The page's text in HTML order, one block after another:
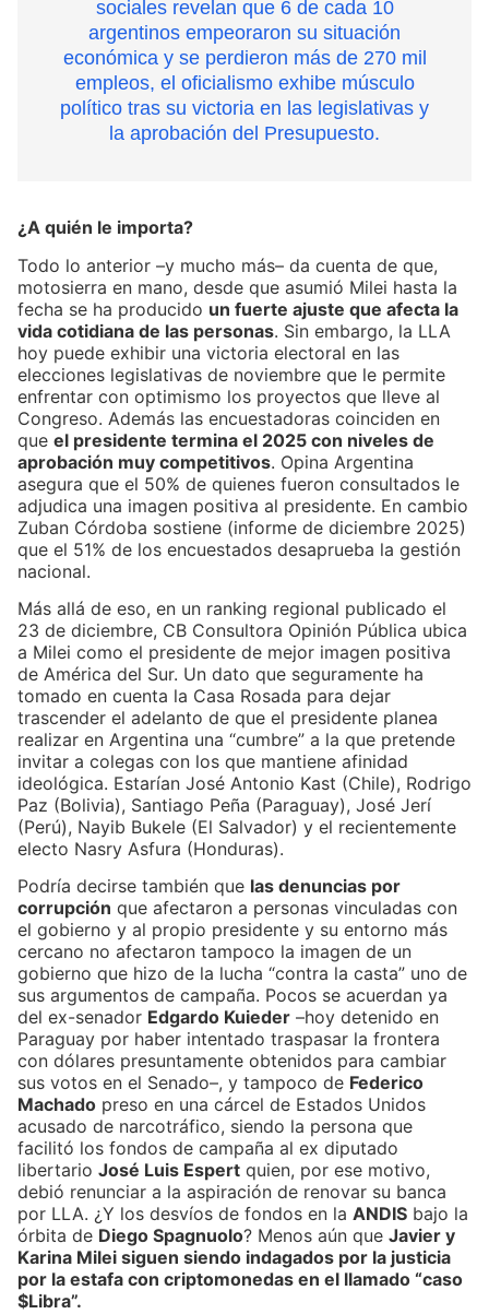
sociales revelan que 6 de cada 10
argentinos empeoraron su situación
económica y se perdieron más de 270 mil
empleos, el oficialismo exhibe músculo
político tras su victoria en las legislativas y
la aprobación del Presupuesto.
¿A quién le importa?
Todo lo anterior –y mucho más– da cuenta de que,
motosierra en mano, desde que asumió Milei hasta la
fecha se ha producido un fuerte ajuste que afecta la
vida cotidiana de las personas. Sin embargo, la LLA
hoy puede exhibir una victoria electoral en las
elecciones legislativas de noviembre que le permite
enfrentar con optimismo los proyectos que lleve al
Congreso. Además las encuestadoras coinciden en
que el presidente termina el 2025 con niveles de
aprobación muy competitivos. Opina Argentina
asegura que el 50% de quienes fueron consultados le
adjudica una imagen positiva al presidente. En cambio
Zuban Córdoba sostiene (informe de diciembre 2025)
que el 51% de los encuestados desaprueba la gestión
nacional.
Más allá de eso, en un ranking regional publicado el
23 de diciembre, CB Consultora Opinión Pública ubica
a Milei como el presidente de mejor imagen positiva
de América del Sur. Un dato que seguramente ha
tomado en cuenta la Casa Rosada para dejar
trascender el adelanto de que el presidente planea
realizar en Argentina una “cumbre” a la que pretende
invitar a colegas con los que mantiene afinidad
ideológica. Estarían José Antonio Kast (Chile), Rodrigo
Paz (Bolivia), Santiago Peña (Paraguay), José Jerí
(Perú), Nayib Bukele (El Salvador) y el recientemente
electo Nasry Asfura (Honduras).
Podría decirse también que las denuncias por
corrupción que afectaron a personas vinculadas con
el gobierno y al propio presidente y su entorno más
cercano no afectaron tampoco la imagen de un
gobierno que hizo de la lucha “contra la casta” uno de
sus argumentos de campaña. Pocos se acuerdan ya
del ex-senador Edgardo Kuieder –hoy detenido en
Paraguay por haber intentado traspasar la frontera
con dólares presuntamente obtenidos para cambiar
sus votos en el Senado–, y tampoco de Federico
Machado preso en una cárcel de Estados Unidos
acusado de narcotráfico, siendo la persona que
facilitó los fondos de campaña al ex diputado
libertario José Luis Espert quien, por ese motivo,
debió renunciar a la aspiración de renovar su banca
por LLA. ¿Y los desvíos de fondos en la ANDIS bajo la
órbita de Diego Spagnuolo? Menos aún que Javier y
Karina Milei siguen siendo indagados por la justicia
por la estafa con criptomonedas en el llamado “caso
$Libra”.